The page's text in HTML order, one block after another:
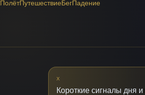
ПолётПутешествиеБегПадение
X
Короткие сигналы дня